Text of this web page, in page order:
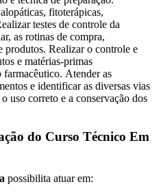
fitoterápicas,
testes de controle da
as rotinas de compra,
produtos. Realizar o controle e
e matérias-primas
farmacêutico. Atender as
e identificar as diversas vias
uso correto e a conservação dos
do Curso Técnico Em
possibilita atuar em: